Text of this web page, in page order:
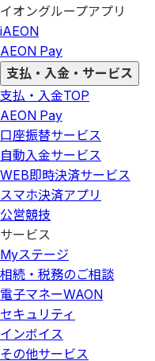
イオングループアプリ
iAEON
AEON Pay
支払・入金・サービス
支払・入金TOP
AEON Pay
口座振替サービス
自動入金サービス
WEB即時決済サービス
スマホ決済アプリ
公営競技
サービス
Myステージ
相続・税務のご相談
電子マネーWAON
セキュリティ
インボイス
その他サービス